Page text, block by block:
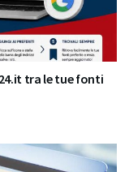
tra le tue fonti